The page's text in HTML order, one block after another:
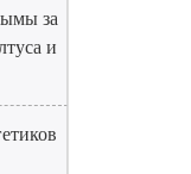
за
и